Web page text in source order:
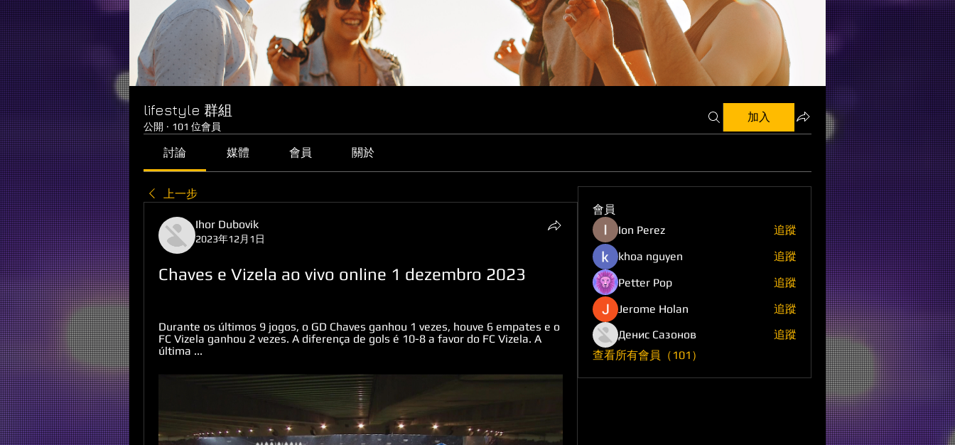
lifestyle 群組
公開 · 101 位會員
加入
討論 媒體 會員 關於
上一步
Ihor Dubovik
2023年12月1日
Chaves e Vizela ao vivo online 1 dezembro 2023
Durante os últimos 9 jogos, o GD Chaves ganhou 1 vezes, houve 6 empates e o
FC Vizela ganhou 2 vezes. A diferença de gols é 10-8 a favor do FC Vizela. A
última ...
會員
Ion Perez
追蹤
khoa nguyen
追蹤
Petter Pop
追蹤
Jerome Holan
追蹤
Денис Сазонов
追蹤
查看所有會員（101）